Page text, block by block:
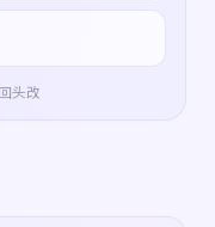
头改